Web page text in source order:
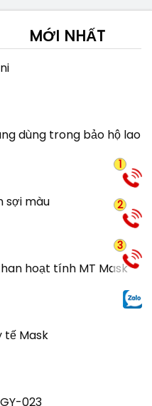
MỚI NHẤT
dùng trong bảo hộ lao
sợi màu
hoạt tính MT Mask
tế Mask
023
1
2
3